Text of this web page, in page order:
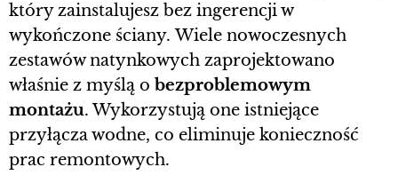
który zainstalujesz bez ingerencji w
wykończone ściany. Wiele nowoczesnych
zestawów natynkowych zaprojektowano
właśnie z myślą o bezproblemowym
montażu. Wykorzystują one istniejące
przyłącza wodne, co eliminuje konieczność
prac remontowych.